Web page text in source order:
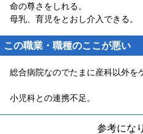
命の尊さをしれる。
母乳、育児をとおし介入できる。
この職業・職種のここが悪い
総合病院なのでたまに産科以外を
小児科との連携不足。
参考にな